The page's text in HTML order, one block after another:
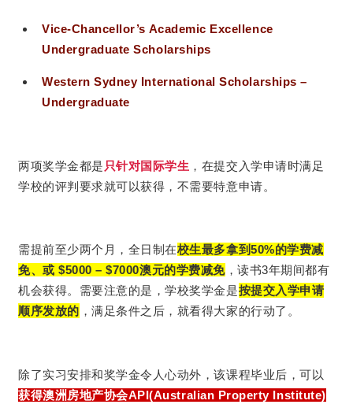
Vice-Chancellor’s Academic Excellence
Undergraduate Scholarships
Western Sydney International Scholarships –
Undergraduate
两项奖学金都是 只针对国际学生 ，在提交入学申请时满足
学校的评判要求就可以获得，不需要特意申请。
需提前至少两个月，全日制在校生最多拿到50%的学费减
免、或 $5000 – $7000澳元的学费减免，读书3年期间都有
机会获得。 需要注意的是，学校奖学金是按提交入学申请
顺序发放的 ，满足条件之后，就看得大家的行动了。
除了实习安排和奖学金令人心动外，该课程毕业后，可以
获得澳洲房地产协会API(Australian Property Institute)